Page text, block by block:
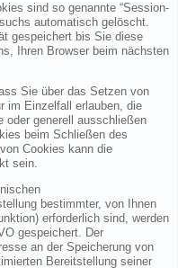
sind so genannte “Session-
automatisch gelöscht.
gespeichert bis Sie diese
Ihren Browser beim nächsten
Sie über das Setzen von
im Einzelfall erlauben, die
oder generell ausschließen
beim Schließen des
Cookies kann die
sein.
bestimmter, von Ihnen
erforderlich sind, werden
gespeichert. Der
an der Speicherung von
Bereitstellung seiner